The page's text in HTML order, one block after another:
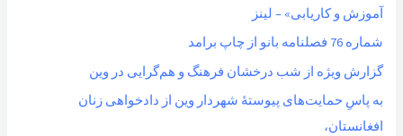
آموزش و کاریابی» – لینز
شماره 76 فصلنامه بانو از چاپ برامد
گزارش ویژه از شب درخشان فرهنگ و هم‌گرایی در وین
به پاسِ حمایت‌های پیوستهٔ شهردار وین از دادخواهی زنان
افغانستان،